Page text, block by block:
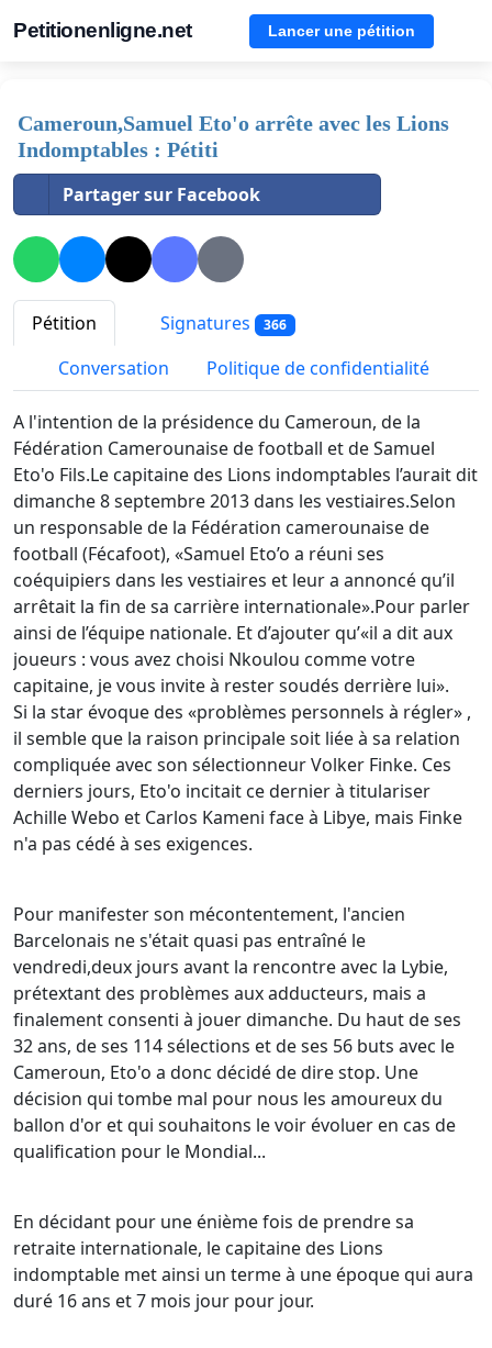
Petitionenligne.net Lancer une pétition
Cameroun,Samuel Eto'o arrête avec les Lions
Indomptables : Pétiti
Partager sur Facebook
Pétition Signatures 366
Conversation Politique de confidentialité
A l'intention de la présidence du Cameroun, de la
Fédération Camerounaise de football et de Samuel
Eto'o Fils.Le capitaine des Lions indomptables l’aurait dit
dimanche 8 septembre 2013 dans les vestiaires.Selon
un responsable de la Fédération camerounaise de
football (Fécafoot), «Samuel Eto’o a réuni ses
coéquipiers dans les vestiaires et leur a annoncé qu’il
arrêtait la fin de sa carrière internationale».Pour parler
ainsi de l’équipe nationale. Et d’ajouter qu’«il a dit aux
joueurs : vous avez choisi Nkoulou comme votre
capitaine, je vous invite à rester soudés derrière lui».
Si la star évoque des «problèmes personnels à régler» ,
il semble que la raison principale soit liée à sa relation
compliquée avec son sélectionneur Volker Finke. Ces
derniers jours, Eto'o incitait ce dernier à titulariser
Achille Webo et Carlos Kameni face à Libye, mais Finke
n'a pas cédé à ses exigences.
Pour manifester son mécontentement, l'ancien
Barcelonais ne s'était quasi pas entraîné le
vendredi,deux jours avant la rencontre avec la Lybie,
prétextant des problèmes aux adducteurs, mais a
finalement consenti à jouer dimanche. Du haut de ses
32 ans, de ses 114 sélections et de ses 56 buts avec le
Cameroun, Eto'o a donc décidé de dire stop. Une
décision qui tombe mal pour nous les amoureux du
ballon d'or et qui souhaitons le voir évoluer en cas de
qualification pour le Mondial...
En décidant pour une énième fois de prendre sa
retraite internationale, le capitaine des Lions
indomptable met ainsi un terme à une époque qui aura
duré 16 ans et 7 mois jour pour jour.